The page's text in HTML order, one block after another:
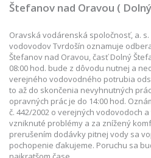
Štefanov nad Oravou (
Oravská vodárenská spoločnosť, a.
vodovodov Tvrdošín oznamuje
Štefanov nad Oravou, časť Dolný
08:00 hod. bude z dôvodu nutnej a
verejného vodovodného potrubia
to až do skončenia nevyhnutných
opravných prác je do 14:00 hod.
č. 442/2002 o verejných vodovodoch
vzniknuté problémy a za znížený
prerušením dodávky pitnej vody sa
pochopenie ďakujeme. Poruchu sa